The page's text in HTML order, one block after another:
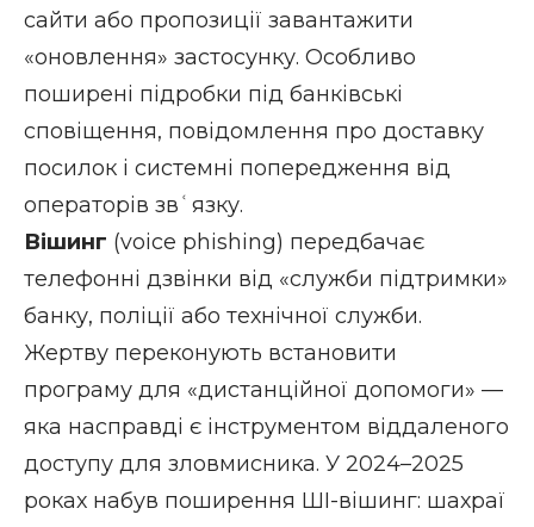
сайти або пропозиції завантажити
«оновлення» застосунку. Особливо
поширені підробки під банківські
сповіщення, повідомлення про доставку
посилок і системні попередження від
операторів звʿязку.
Вішинг (voice phishing) передбачає
телефонні дзвінки від «служби підтримки»
банку, поліції або технічної служби.
Жертву переконують встановити
програму для «дистанційної допомоги» —
яка насправді є інструментом віддаленого
доступу для зловмисника. У 2024–2025
роках набув поширення ШІ-вішинг: шахраї